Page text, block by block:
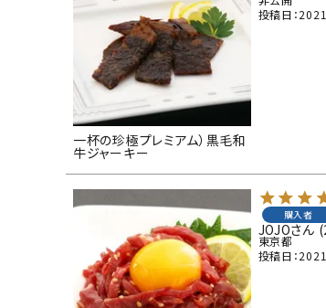
一杯の珍極プレミアム）黒毛和
牛ジャーキー
投稿日
購入者
JOJO
東京都
投稿日